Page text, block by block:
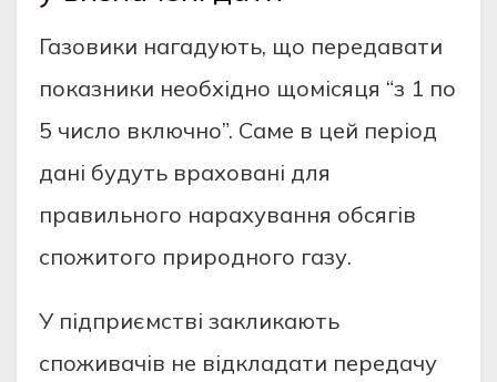
Газовики нагадують, що передавати
показники необхідно щомісяця “з 1 по
5 число включно”. Саме в цей період
дані будуть враховані для
правильного нарахування обсягів
спожитого природного газу.
У підприємстві закликають
споживачів не відкладати передачу